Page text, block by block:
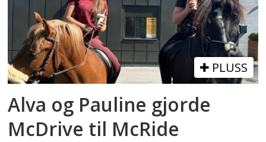
PLUSS
Alva og Pauline gjorde
McDrive til McRide